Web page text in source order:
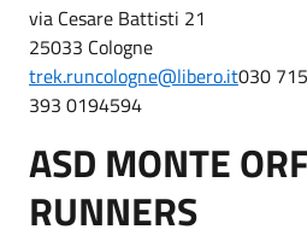
via Cesare Battisti 21
25033 Cologne
trek.runcologne@libero.it030
393 0194594
ASD MONTE
RUNNERS